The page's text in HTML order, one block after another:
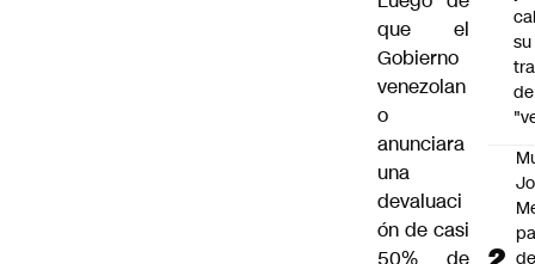
que el
Gobierno
venezolan
o
anunciara
una
devaluaci
ón de casi
50% de
su
de
de